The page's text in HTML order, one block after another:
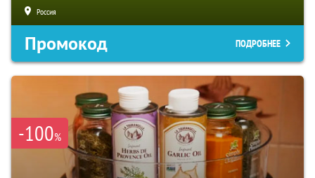
Россия
Промокод ПОДРОБНЕЕ
-100%